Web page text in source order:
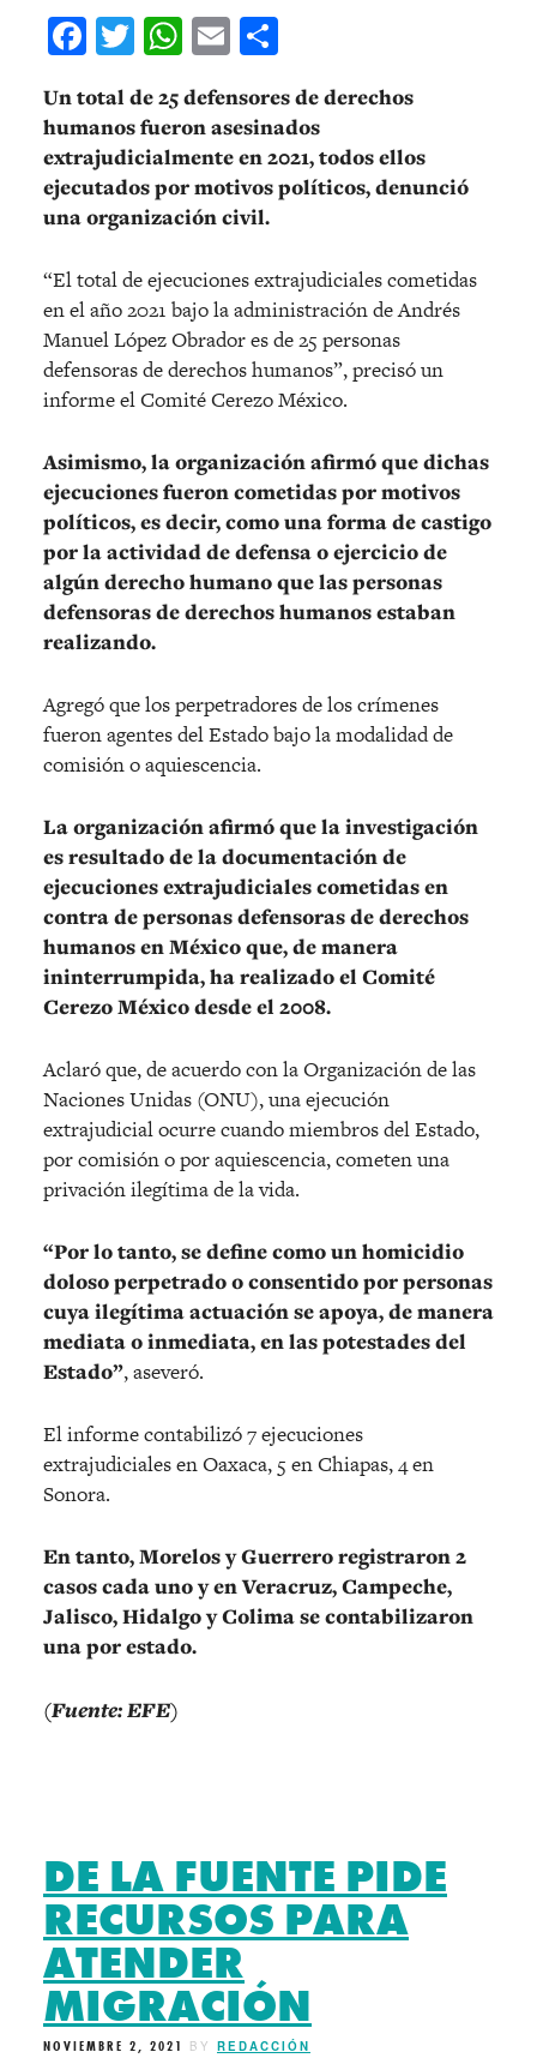
Facebook
Twitter
WhatsApp
Email
Un total de 25 defensores de derechos
humanos fueron asesinados
extrajudicialmente en 2021, todos ellos
ejecutados por motivos políticos, denunció
una organización civil.
“El total de ejecuciones extrajudiciales cometidas
en el año 2021 bajo la administración de Andrés
Manuel López Obrador es de 25 personas
defensoras de derechos humanos”, precisó un
informe el Comité Cerezo México.
Asimismo, la organización afirmó que dichas
ejecuciones fueron cometidas por motivos
políticos, es decir, como una forma de castigo
por la actividad de defensa o ejercicio de
algún derecho humano que las personas
defensoras de derechos humanos estaban
realizando.
Agregó que los perpetradores de los crímenes
fueron agentes del Estado bajo la modalidad de
comisión o aquiescencia.
La organización afirmó que la investigación
es resultado de la documentación de
ejecuciones extrajudiciales cometidas en
contra de personas defensoras de derechos
humanos en México que, de manera
ininterrumpida, ha realizado el Comité
Cerezo México desde el 2008.
Aclaró que, de acuerdo con la Organización de las
Naciones Unidas (ONU), una ejecución
extrajudicial ocurre cuando miembros del Estado,
por comisión o por aquiescencia, cometen una
privación ilegítima de la vida.
“Por lo tanto, se define como un homicidio
doloso perpetrado o consentido por personas
cuya ilegítima actuación se apoya, de manera
mediata o inmediata, en las potestades del
Estado”, aseveró.
El informe contabilizó 7 ejecuciones
extrajudiciales en Oaxaca, 5 en Chiapas, 4 en
Sonora.
En tanto, Morelos y Guerrero registraron 2
casos cada uno y en Veracruz, Campeche,
Jalisco, Hidalgo y Colima se contabilizaron
una por estado.
(Fuente: EFE)
DE LA FUENTE PIDE
RECURSOS PARA
ATENDER
MIGRACIÓN
NOVIEMBRE 2, 2021 BY REDACCIÓN